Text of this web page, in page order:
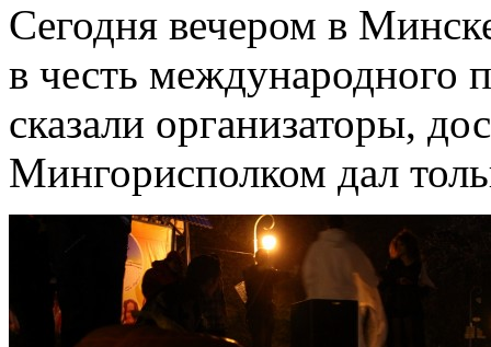
Сегодня вечером в
в честь международного
сказали организаторы,
Мингорисполком дал